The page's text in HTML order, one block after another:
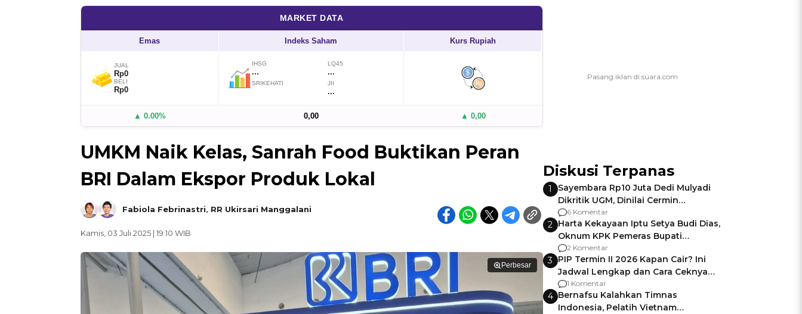
MARKET DATA
Emas Indeks Saham Kurs Rupiah
JUAL
Rp0
BELI
Rp0
IHSG
...
LQ45
...
SRIKEHATI JII
...
▲ 0.00% 0,00 ▲ 0,00
UMKM Naik Kelas, Sanrah Food Buktikan Peran
BRI Dalam Ekspor Produk Lokal
Fabiola Febrinastri, RR Ukirsari Manggalani
Kamis, 03 Juli 2025 | 19:10 WIB
Perbesar
Diskusi Terpanas
1
Sayembara Rp10 Juta Dedi Mulyadi
Dikritik UGM, Dinilai Cermin
Gagalnya Negara Jamin Keamanan
6 Komentar
2 Harta Kekayaan Iptu Setya Budi Dias,
Oknum KPK Pemeras Bupati
Pemalang
2 Komentar
3 PIP Termin II 2026 Kapan Cair? Ini
Jadwal Lengkap dan Cara Ceknya
agar Dana Tidak Hangus!
1 Komentar
4 Bernafsu Kalahkan Timnas
Indonesia, Pelatih Vietnam